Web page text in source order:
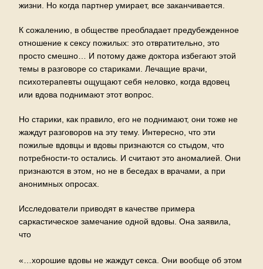
жизни. Но когда партнер умирает, все заканчивается.
К сожалению, в обществе преобладает предубежденное
отношение к сексу пожилых: это отвратительно, это
просто смешно… И потому даже доктора избегают этой
темы в разговоре со стариками. Лечащие врачи,
психотерапевты ощущают себя неловко, когда вдовец
или вдова поднимают этот вопрос.
Но старики, как правило, его не поднимают, они тоже не
жаждут разговоров на эту тему. Интересно, что эти
пожилые вдовцы и вдовы признаются со стыдом, что
потребности-то остались. И считают это аномалией. Они
признаются в этом, но не в беседах в врачами, а при
анонимных опросах.
Исследователи приводят в качестве примера
саркастическое замечание одной вдовы. Она заявила,
что
«…хорошие вдовы не жаждут секса. Они вообще об этом